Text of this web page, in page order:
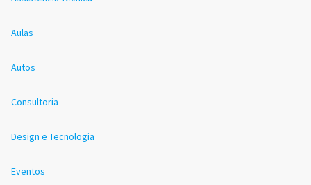
Aulas
Autos
Consultoria
Design e Tecnologia
Eventos